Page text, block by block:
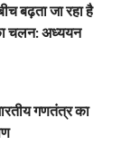
बढ़ता जा रहा है
चलन: अध्ययन
गणतंत्र का